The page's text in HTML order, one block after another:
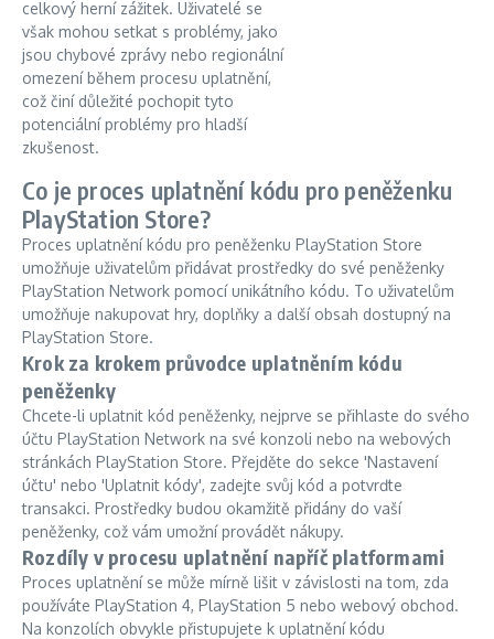
celkový herní zážitek. Uživatelé se
však mohou setkat s problémy, jako
jsou chybové zprávy nebo regionální
omezení během procesu uplatnění,
což činí důležité pochopit tyto
potenciální problémy pro hladší
zkušenost.
Co je proces uplatnění kódu pro peněženku
PlayStation Store?
Proces uplatnění kódu pro peněženku PlayStation Store
umožňuje uživatelům přidávat prostředky do své peněženky
PlayStation Network pomocí unikátního kódu. To uživatelům
umožňuje nakupovat hry, doplňky a další obsah dostupný na
PlayStation Store.
Krok za krokem průvodce uplatněním kódu
peněženky
Chcete-li uplatnit kód peněženky, nejprve se přihlaste do svého
účtu PlayStation Network na své konzoli nebo na webových
stránkách PlayStation Store. Přejděte do sekce 'Nastavení
účtu' nebo 'Uplatnit kódy', zadejte svůj kód a potvrďte
transakci. Prostředky budou okamžitě přidány do vaší
peněženky, což vám umožní provádět nákupy.
Rozdíly v procesu uplatnění napříč platformami
Proces uplatnění se může mírně lišit v závislosti na tom, zda
používáte PlayStation 4, PlayStation 5 nebo webový obchod.
Na konzolích obvykle přistupujete k uplatnění kódu